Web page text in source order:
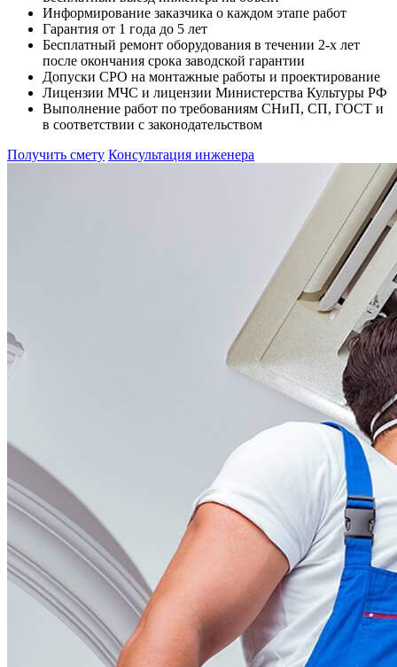
Информирование заказчика о каждом этапе работ
Гарантия от 1 года до 5 лет
Бесплатный ремонт оборудования в течении 2-х лет
после окончания срока заводской гарантии
Допуски СРО на монтажные работы и проектирование
Лицензии МЧС и лицензии Министерства Культуры РФ
Выполнение работ по требованиям СНиП, СП, ГОСТ и
в соответствии с законодательством
Получить смету Консультация инженера